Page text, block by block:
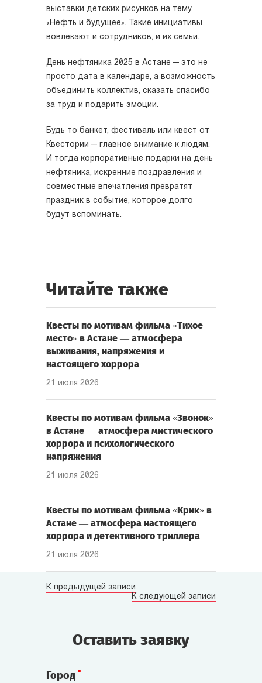
выставки детских рисунков на тему
«Нефть и будущее». Такие инициативы
вовлекают и сотрудников, и их семьи.
День нефтяника 2025 в Астане — это не
просто дата в календаре, а возможность
объединить коллектив, сказать спасибо
за труд и подарить эмоции.
Будь то банкет, фестиваль или квест от
Квестории — главное внимание к людям.
И тогда корпоративные подарки на день
нефтяника, искренние поздравления и
совместные впечатления превратят
праздник в событие, которое долго
будут вспоминать.
Читайте также
Квесты по мотивам фильма «Тихое
место» в Астане — атмосфера
выживания, напряжения и
настоящего хоррора
21 июля 2026
Квесты по мотивам фильма «Звонок»
в Астане — атмосфера мистического
хоррора и психологического
напряжения
21 июля 2026
Квесты по мотивам фильма «Крик» в
Астане — атмосфера настоящего
хоррора и детективного триллера
21 июля 2026
К предыдущей записи
К следующей записи
Оставить заявку
Город